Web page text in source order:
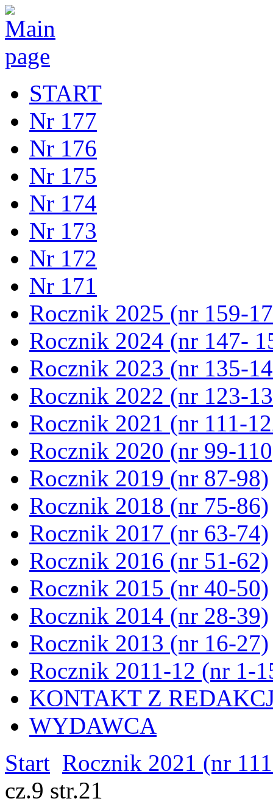
START
Nr 177
Nr 176
Nr 175
Nr 174
Nr 173
Nr 172
Nr 171
Rocznik 2025 (nr 159-
Rocznik 2024 (nr 147-
Rocznik 2023 (nr 135-
Rocznik 2022 (nr 123-
Rocznik 2021 (nr 111-
Rocznik 2020 (nr 99-
Rocznik 2019 (nr 87-98)
Rocznik 2018 (nr 75-86)
Rocznik 2017 (nr 63-74)
Rocznik 2016 (nr 51-62)
Rocznik 2015 (nr 40-50)
Rocznik 2014 (nr 28-39)
Rocznik 2013 (nr 16-27)
Rocznik 2011-12 (nr 1-
KONTAKT Z
WYDAWCA
Start Rocznik 2021 (nr
cz.9 str.21